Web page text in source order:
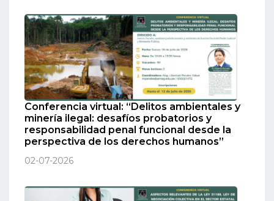
Conferencia virtual: “Delitos ambientales y
minería ilegal: desafíos probatorios y
responsabilidad penal funcional desde la
perspectiva de los derechos humanos”
02-07-2026